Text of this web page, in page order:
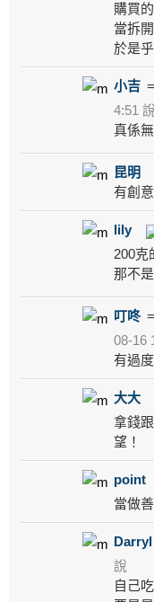
購買
當拆
於是
小吉 =
4:51 說
真係
昆明
有創
lily
200克
那不
叮咚 =
08-16
有過
大大
拿錢
望！
point
當做
Darryl
說
自己